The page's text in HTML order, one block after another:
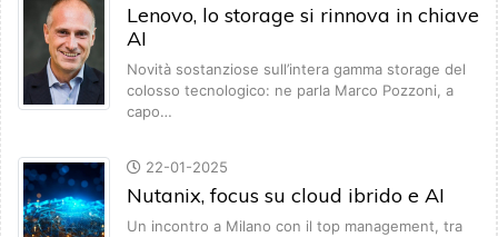
Lenovo, lo storage si rinnova in chiave
AI
Novità sostanziose sull’intera gamma storage del
colosso tecnologico: ne parla Marco Pozzoni, a
capo…
22-01-2025
Nutanix, focus su cloud ibrido e AI
Un incontro a Milano con il top management, tra